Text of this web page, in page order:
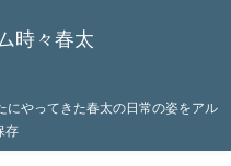
時々春太
やってきた春太の日常の姿をアル
存